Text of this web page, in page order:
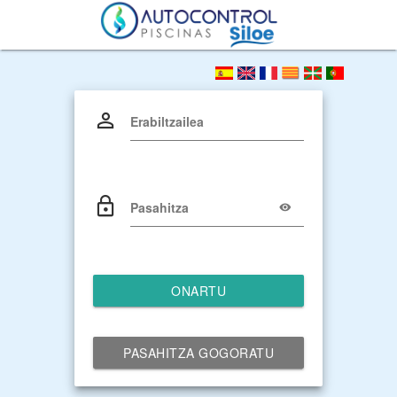
Erabiltzailea
Pasahitza
ONARTU
PASAHITZA GOGORATU